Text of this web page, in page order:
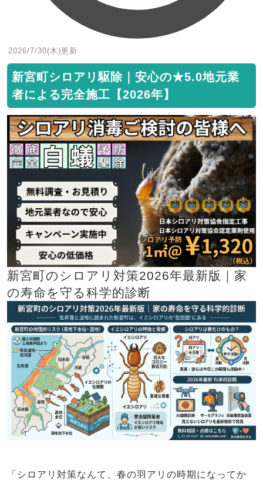
2026/7/30(木)更新
新宮町シロアリ駆除｜安心の★5.0地元業
者による完全施工【2026年】
新宮町のシロアリ対策2026年最新版｜家
の寿命を守る科学的診断
「シロアリ対策なんて、春の羽アリの時期になってか